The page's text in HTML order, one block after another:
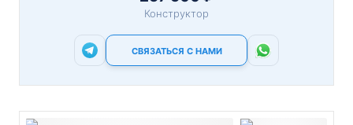
Конструктор
СВЯЗАТЬСЯ С НАМИ